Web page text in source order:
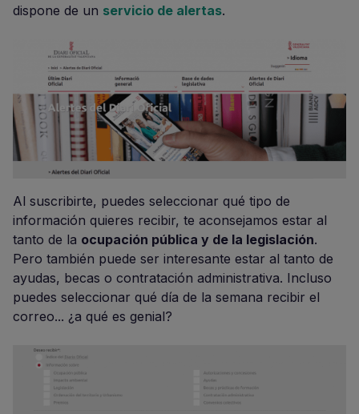
dispone de un servicio de alertas.
Al suscribirte, puedes seleccionar qué tipo de
información quieres recibir, te aconsejamos estar al
tanto de la ocupación pública y de la legislación.
Pero también puede ser interesante estar al tanto de
ayudas, becas o contratación administrativa. Incluso
puedes seleccionar qué día de la semana recibir el
correo... ¿a qué es genial?